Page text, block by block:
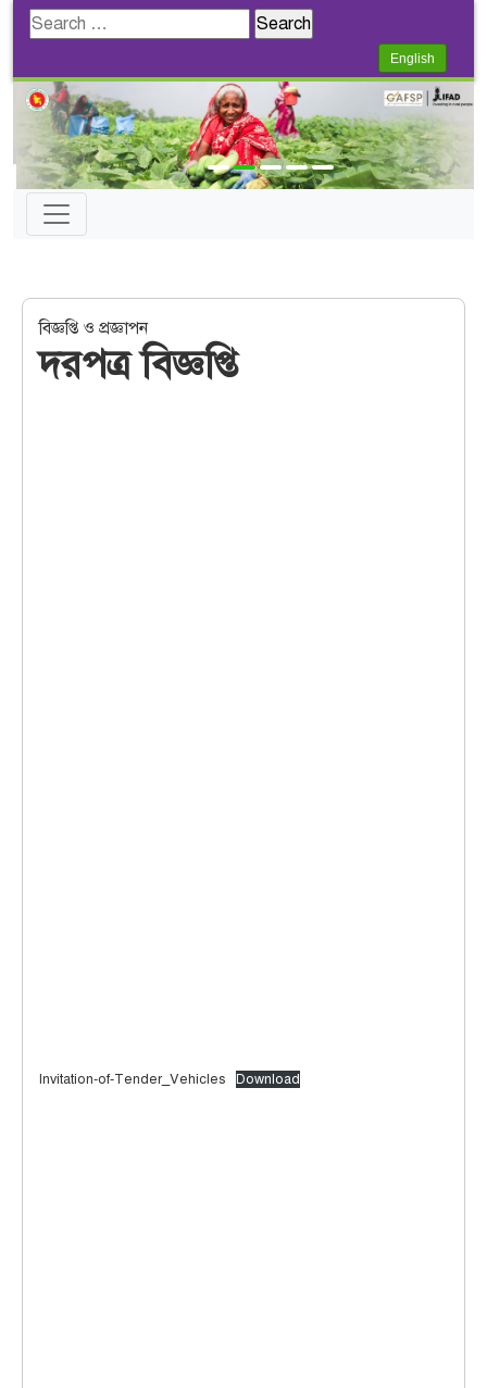
Search
English
বিজ্ঞপ্তি ও প্রজ্ঞাপন
দরপত্র বিজ্ঞপ্তি
Invitation-of-Tender_Vehicles Download